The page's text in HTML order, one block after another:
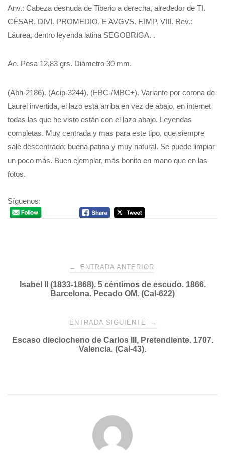
Anv.: Cabeza desnuda de Tiberio a derecha, alrededor de TI.
CÉSAR. DIVI. PROMEDIO. E AVGVS. F.IMP. VIII. Rev.:
Láurea, dentro leyenda latina SEGOBRIGA. .
Ae. Pesa 12,83 grs. Diámetro 30 mm.
(Abh-2186). (Acip-3244). (EBC-/MBC+). Variante por corona de
Laurel invertida, el lazo esta arriba en vez de abajo, en internet
todas las que he visto están con el lazo abajo. Leyendas
completas. Muy centrada y mas para este tipo, que siempre
sale descentrado; buena patina y muy natural. Se puede limpiar
un poco más. Buen ejemplar, más bonito en mano que en las
fotos.
Síguenos:
Navegación
de
← ENTRADA ANTERIOR
Isabel II (1833-1868). 5 céntimos de escudo. 1866.
Barcelona. Pecado OM. (Cal-622)
ENTRADA SIGUIENTE →
Escaso dieciocheno de Carlos III, Pretendiente. 1707.
Valencia. (Cal-43).